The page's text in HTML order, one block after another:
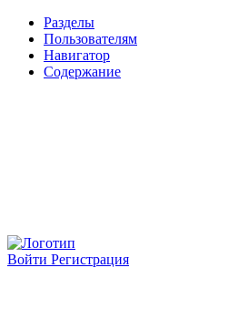
Разделы
Пользователям
Навигатор
Содержание
Войти Регистрация